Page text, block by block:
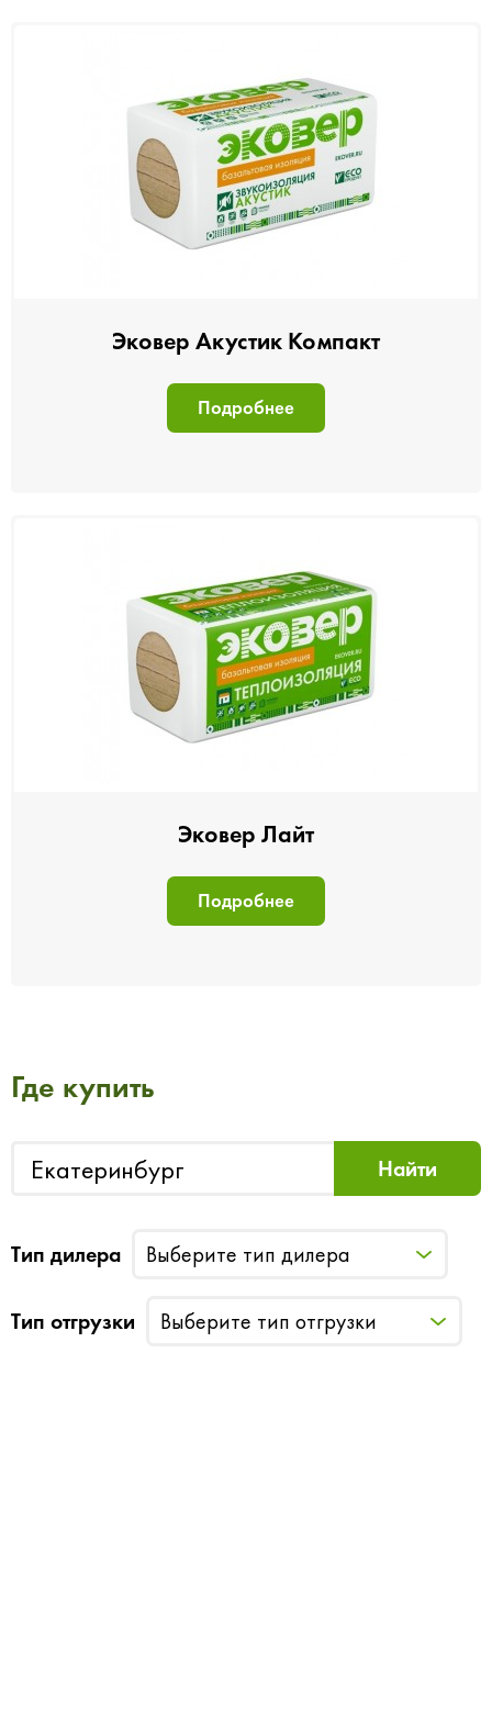
Эковер Акустик Компакт
Подробнее
Эковер Лайт
Подробнее
Где купить
Тип дилера Выберите тип дилера
Тип отгрузки Выберите тип отгрузки